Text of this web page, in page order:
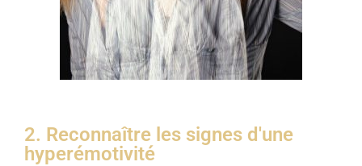
2. Reconnaître les signes d'une
hyperémotivité